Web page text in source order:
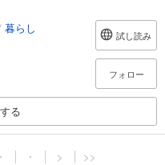
暮らし
試し読み
フォロー
る
・ ・ > >>